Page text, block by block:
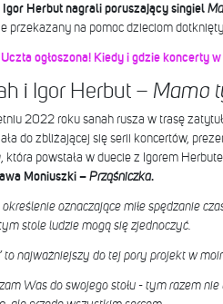
Igor Herbut nagrali poruszający singiel
przekazany na pomoc dzieciom
ogłoszona! Kiedy i gdzie koncerty
i Igor Herbut – Mamo
2022 roku sanah rusza w trasę
do zbliżającej się serii koncertów,
, która powstała w duecie z Igorem
Moniuszki – Prząśniczka.
oznaczające miłe spędzanie
stole ludzie mogą się zjednoczyć.
to najważniejszy do tej pory projekt w
Was do swojego stołu - tym razem